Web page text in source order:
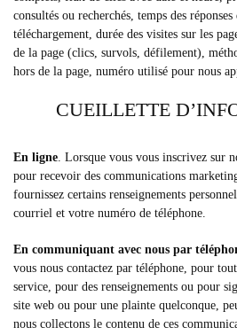
consultés ou recherchés, temps des réponses
téléchargement, durée des visites sur les
de la page (clics, survols, défilement),
hors de la page, numéro utilisé pour nous
CUEILLETTE
En ligne. Lorsque vous vous inscrivez sur
pour recevoir des communications
fournissez certains renseignements
courriel et votre numéro de téléphone.
En communiquant avec nous par
vous nous contactez par téléphone, pour
service, pour des renseignements ou pour
site web ou pour une plainte quelconque,
nous collectons le contenu de ces